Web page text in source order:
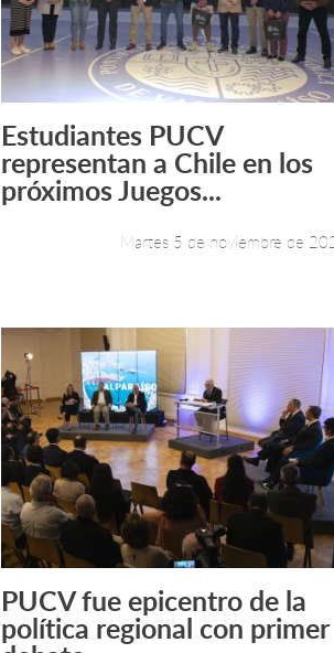
Leer más +
Estudiantes PUCV
representan a Chile en los
próximos Juegos...
Martes 5 de noviembre de
Leer más +
PUCV fue epicentro de la
política regional con primer